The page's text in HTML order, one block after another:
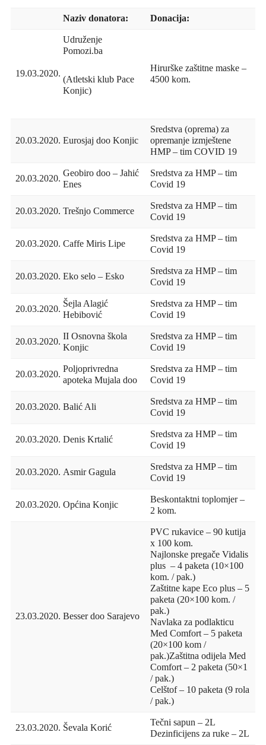
Naziv donatora: Donacija:
19.03.2020.
Udruženje
Pomozi.ba
(Atletski klub Pace
Konjic)
Hirurške zaštitne maske –
4500 kom.
20.03.2020. Eurosjaj doo Konjic
Sredstva (oprema) za
opremanje izmještene
HMP – tim COVID 19
20.03.2020. Geobiro doo – Jahić
Enes
Sredstva za HMP – tim
Covid 19
20.03.2020. Trešnjo Commerce
Sredstva za HMP – tim
Covid 19
20.03.2020. Caffe Miris Lipe
Sredstva za HMP – tim
Covid 19
20.03.2020. Eko selo – Esko
Sredstva za HMP – tim
Covid 19
20.03.2020. Šejla Alagić
Hebibović
Sredstva za HMP – tim
Covid 19
20.03.2020. II Osnovna škola
Konjic
Sredstva za HMP – tim
Covid 19
20.03.2020. Poljoprivredna
apoteka Mujala doo
Sredstva za HMP – tim
Covid 19
20.03.2020. Balić Ali
Sredstva za HMP – tim
Covid 19
20.03.2020. Denis Krtalić
Sredstva za HMP – tim
Covid 19
20.03.2020. Asmir Gagula
Sredstva za HMP – tim
Covid 19
20.03.2020. Općina Konjic
Beskontaktni toplomjer –
2 kom.
23.03.2020. Besser doo Sarajevo
PVC rukavice – 90 kutija
x 100 kom.
Najlonske pregače Vidalis
plus – 4 paketa (10×100
kom. / pak.)
Zaštitne kape Eco plus – 5
paketa (20×100 kom. /
pak.)
Navlaka za podlakticu
Med Comfort – 5 paketa
(20×100 kom /
pak.)Zaštitna odijela Med
Comfort – 2 paketa (50×1
/ pak.)
Celštof – 10 paketa (9 rola
/ pak.)
23.03.2020. Ševala Korić
Tečni sapun – 2L
Dezinficijens za ruke – 2L